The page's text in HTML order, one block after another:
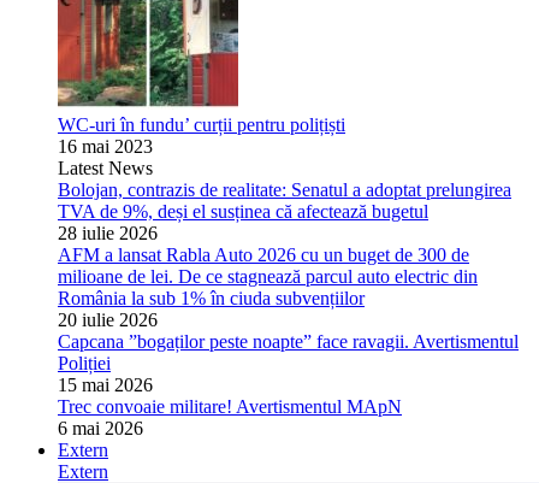
WC-uri în fundu’ curții pentru polițiști
16 mai 2023
Latest News
Bolojan, contrazis de realitate: Senatul a adoptat prelungirea
TVA de 9%, deși el susținea că afectează bugetul
28 iulie 2026
AFM a lansat Rabla Auto 2026 cu un buget de 300 de
milioane de lei. De ce stagnează parcul auto electric din
România la sub 1% în ciuda subvențiilor
20 iulie 2026
Capcana ”bogaților peste noapte” face ravagii. Avertismentul
Poliției
15 mai 2026
Trec convoaie militare! Avertismentul MApN
6 mai 2026
Extern
Extern